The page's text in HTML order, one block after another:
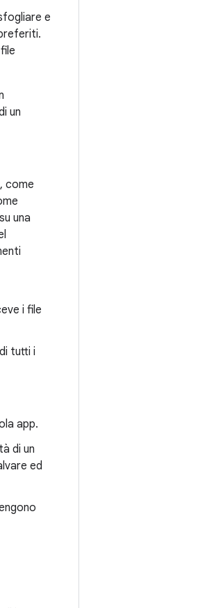
e
un
come
una
i file
tutti i
app.
di un
ed